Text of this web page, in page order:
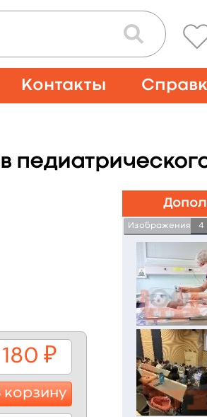
Контакты
180 ₽
корзину
Изображения 4